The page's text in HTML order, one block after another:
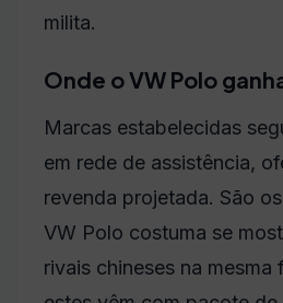
milita.
Onde o VW Polo
Marcas estabelecidas
em rede de assistência,
revenda projetada. São
VW Polo costuma se
rivais chineses na mesma